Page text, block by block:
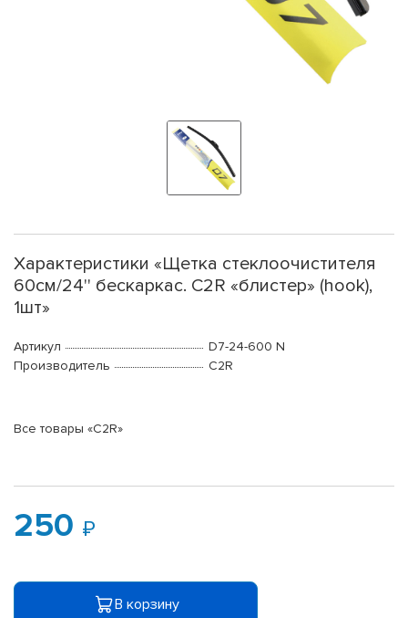
Характеристики «Щетка стеклоочистителя
60см/24'' бескаркас. C2R «блистер» (hook),
1шт»
Артикул
D7-24-600 N
Производитель
C2R
Все товары «C2R»
250
В корзину